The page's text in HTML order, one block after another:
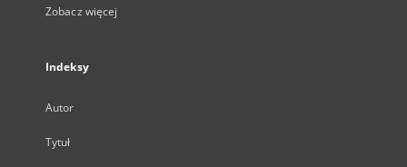
Zobacz więcej
Indeksy
Autor
Tytuł